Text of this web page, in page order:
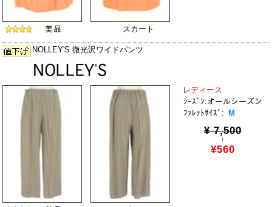
スカート
NOLLEY'S 微光沢ワイドパンツ
レディース
ｼｰｽﾞﾝ:オールシーズン
ﾌｧﾚｯﾄｻｲｽﾞ:
M
¥ 7,500
↓
¥560